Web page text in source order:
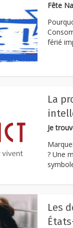
Fête
férié
La
Je
? Une
Les